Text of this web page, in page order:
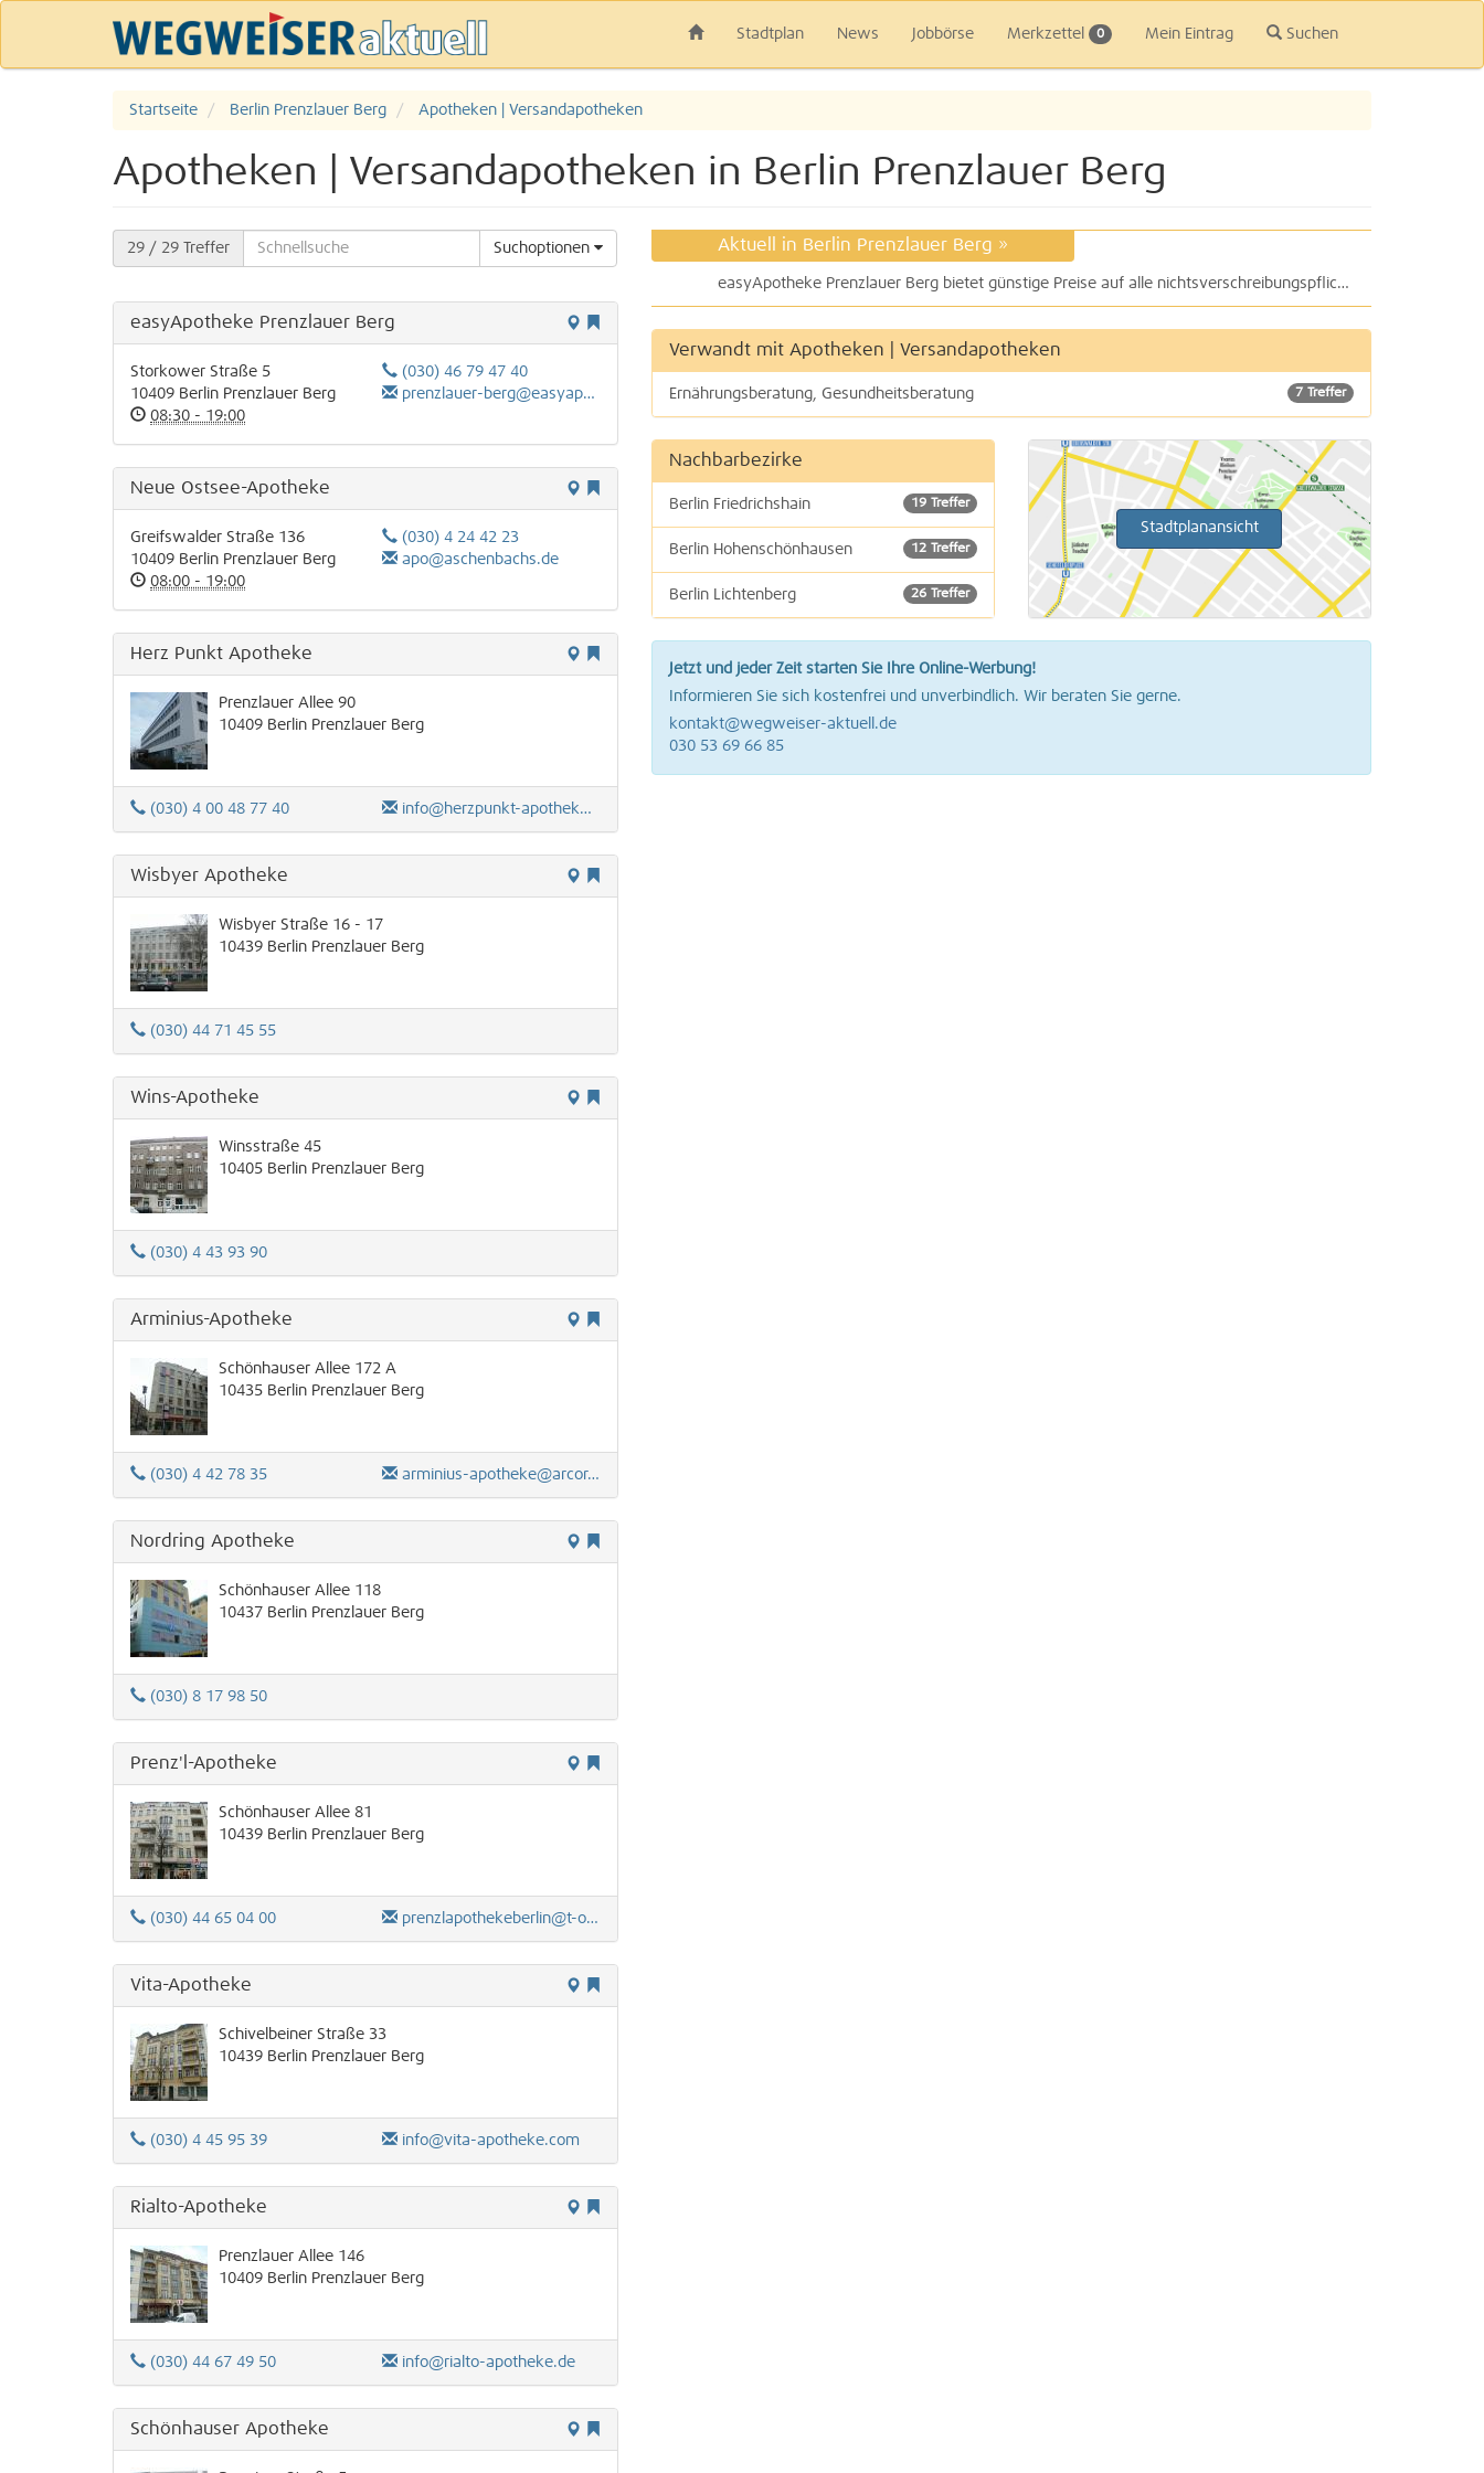
Stadtplan News Jobbörse Merkzettel 0 Mein Eintrag Suchen
Startseite Berlin Prenzlauer Berg Apotheken | Versandapotheken
Apotheken | Versandapotheken in Berlin Prenzlauer Berg
29 / 29 Treffer Suchoptionen
easyApotheke Prenzlauer Berg
Storkower Straße 5
10409 Berlin Prenzlauer Berg
08:30 - 19:00
(030) 46 79 47 40
prenzlauer-berg@easyapotheken.de
Neue Ostsee-Apotheke
Greifswalder Straße 136
10409 Berlin Prenzlauer Berg
08:00 - 19:00
(030) 4 24 42 23
apo@aschenbachs.de
Herz Punkt Apotheke
Prenzlauer Allee 90
10409 Berlin Prenzlauer Berg
(030) 4 00 48 77 40 info@herzpunkt-apotheke.de
Wisbyer Apotheke
Wisbyer Straße 16 - 17
10439 Berlin Prenzlauer Berg
(030) 44 71 45 55
Wins-Apotheke
Winsstraße 45
10405 Berlin Prenzlauer Berg
(030) 4 43 93 90
Arminius-Apotheke
Schönhauser Allee 172 A
10435 Berlin Prenzlauer Berg
(030) 4 42 78 35 arminius-apotheke@arcor.de
Nordring Apotheke
Schönhauser Allee 118
10437 Berlin Prenzlauer Berg
(030) 8 17 98 50
Prenz'l-Apotheke
Schönhauser Allee 81
10439 Berlin Prenzlauer Berg
(030) 44 65 04 00 prenzlapothekeberlin@t-online.de
Vita-Apotheke
Schivelbeiner Straße 33
10439 Berlin Prenzlauer Berg
(030) 4 45 95 39 info@vita-apotheke.com
Rialto-Apotheke
Prenzlauer Allee 146
10409 Berlin Prenzlauer Berg
(030) 44 67 49 50 info@rialto-apotheke.de
Schönhauser Apotheke
Aktuell in Berlin Prenzlauer Berg »
easyApotheke Prenzlauer Berg bietet günstige Preise auf alle nichtsverschreibungspflichtigen Medikamente sowie im Bereich Kosmetik und Nahrungsergänzungsmittel
Verwandt mit Apotheken | Versandapotheken
7 Treffer
Ernährungsberatung, Gesundheitsberatung
Nachbarbezirke
19 Treffer
Berlin Friedrichshain
12 Treffer
Berlin Hohenschönhausen
26 Treffer
Berlin Lichtenberg
29 Treffer
Berlin Mitte
Berlin Pankow
Berlin Wedding
15 Treffer
Berlin Weißensee
Stadtplanansicht
Jetzt und jeder Zeit starten Sie Ihre Online-Werbung!
Informieren Sie sich kostenfrei und unverbindlich. Wir beraten Sie gerne.
kontakt@wegweiser-aktuell.de
030 53 69 66 85